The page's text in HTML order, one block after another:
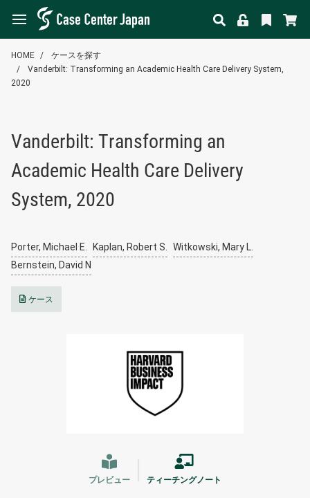
HOME
ケースを探す
Vanderbilt: Transforming an Academic Health Care Delivery System,
2020
Vanderbilt: Transforming an
Academic Health Care Delivery
System, 2020
Porter, Michael E. Kaplan, Robert S.
Witkowski, Mary L.
Bernstein, David N
ケース
プレビュー ティーチングノート